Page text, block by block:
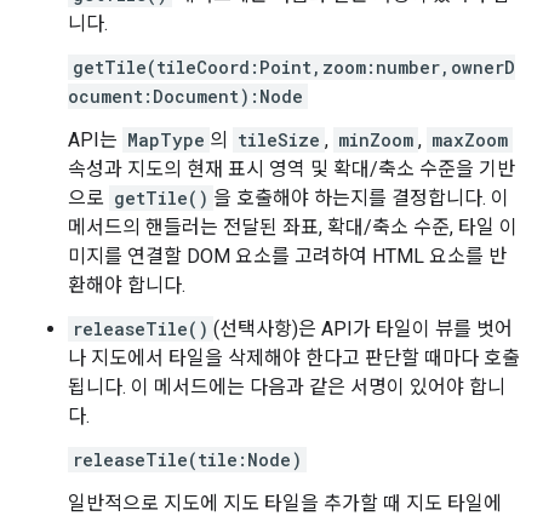
니다.
getTile(tileCoord:Point,zoom:number,ownerD
ocument:Document):Node
API는 MapType 의 tileSize , minZoom , maxZoom
속성과 지도의 현재 표시 영역 및 확대/축소 수준을 기반
으로 getTile() 을 호출해야 하는지를 결정합니다. 이
메서드의 핸들러는 전달된 좌표, 확대/축소 수준, 타일 이
미지를 연결할 DOM 요소를 고려하여 HTML 요소를 반
환해야 합니다.
releaseTile() (선택사항)은 API가 타일이 뷰를 벗어
나 지도에서 타일을 삭제해야 한다고 판단할 때마다 호출
됩니다. 이 메서드에는 다음과 같은 서명이 있어야 합니
다.
releaseTile(tile:Node)
일반적으로 지도에 지도 타일을 추가할 때 지도 타일에